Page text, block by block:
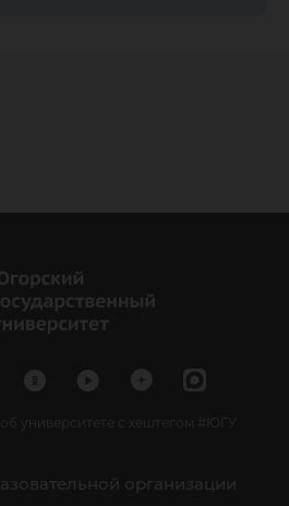
университете с хештегом #ЮГУ
организации